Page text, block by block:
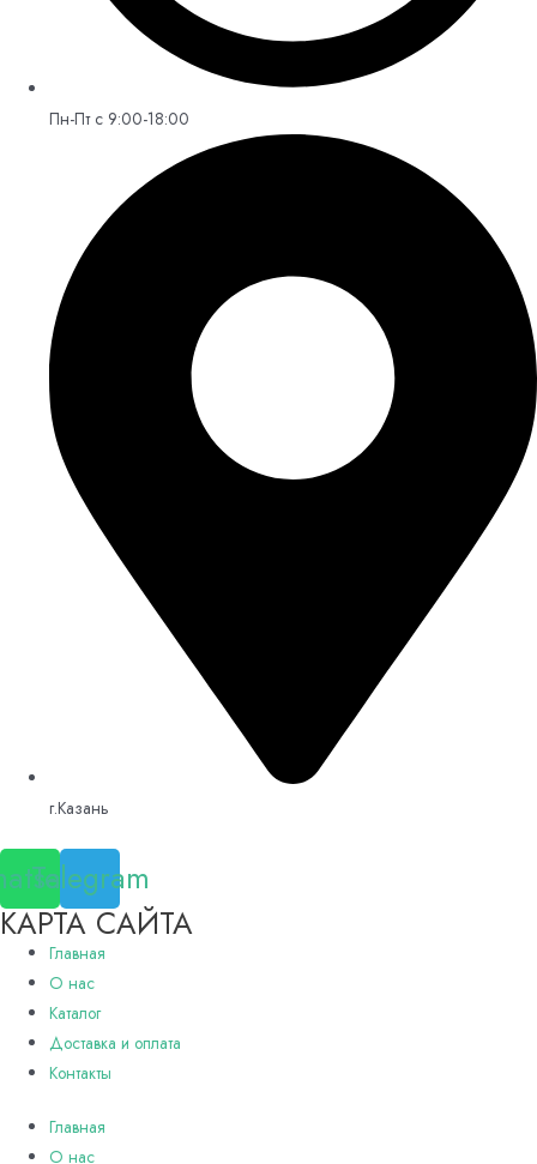
Пн-Пт с 9:00-18:00
г.Казань
Telegram
КАРТА САЙТА
Главная
О нас
Каталог
Доставка и оплата
Контакты
Главная
О нас